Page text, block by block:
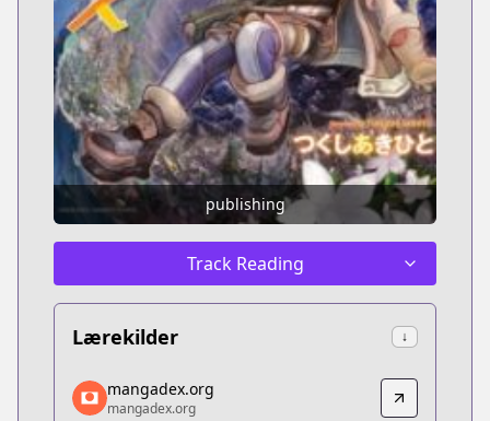
publishing
Track Reading
Lærekilder ↓
mangadex.org
mangadex.org
mangadex.org
mangadex.org